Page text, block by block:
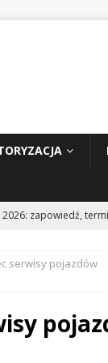
2026: zapowiedź,
2: Tom Cruise
dużą
serwisy pojazdów